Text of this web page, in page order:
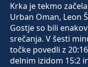
Krka je tekmo
Urban Oman, Leon
Gostje so bili
srečanja. V šesti
točke povedli z
delnim izidom 15:2